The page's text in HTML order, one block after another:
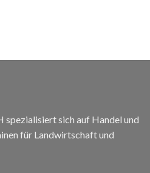
sich auf Handel und
für Landwirtschaft und